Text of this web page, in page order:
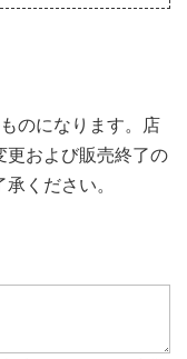
のになります。店
更および販売終了の
ください。